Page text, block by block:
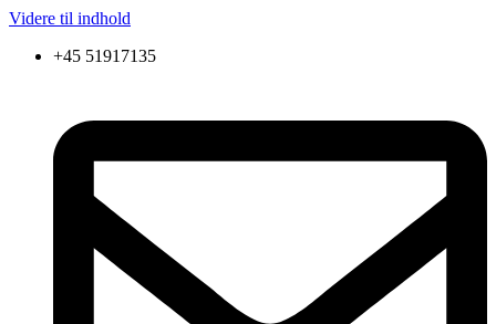
Videre til indhold
+45 51917135